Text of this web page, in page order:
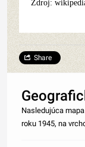
Zdroj:
Share
Nasledujúca
roku 1945, na